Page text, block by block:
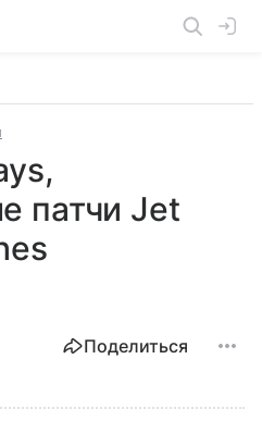
патчи Jet
Поделиться